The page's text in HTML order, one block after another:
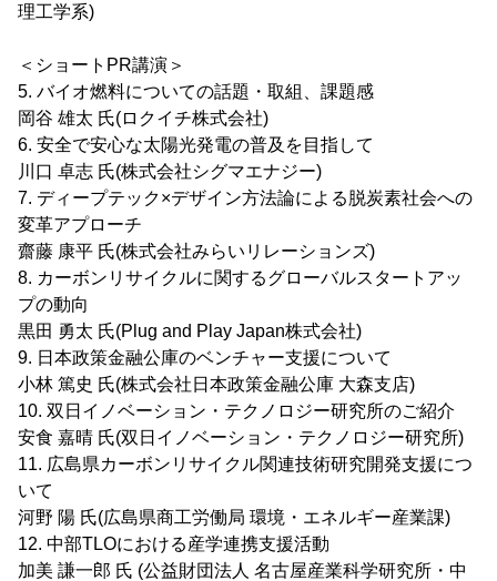
理工学系)
＜ショートPR講演＞
5. バイオ燃料についての話題・取組、課題感
岡谷 雄太 氏(ロクイチ株式会社)
6. 安全で安心な太陽光発電の普及を目指して
川口 卓志 氏(株式会社シグマエナジー)
7. ディープテック×デザイン方法論による脱炭素社会への
変革アプローチ
齋藤 康平 氏(株式会社みらいリレーションズ)
8. カーボンリサイクルに関するグローバルスタートアッ
プの動向
黒田 勇太 氏(Plug and Play Japan株式会社)
9. 日本政策金融公庫のベンチャー支援について
小林 篤史 氏(株式会社日本政策金融公庫 大森支店)
10. 双日イノベーション・テクノロジー研究所のご紹介
安食 嘉晴 氏(双日イノベーション・テクノロジー研究所)
11. 広島県カーボンリサイクル関連技術研究開発支援につ
いて
河野 陽 氏(広島県商工労働局 環境・エネルギー産業課)
12. 中部TLOにおける産学連携支援活動
加美 謙一郎 氏 (公益財団法人 名古屋産業科学研究所・中